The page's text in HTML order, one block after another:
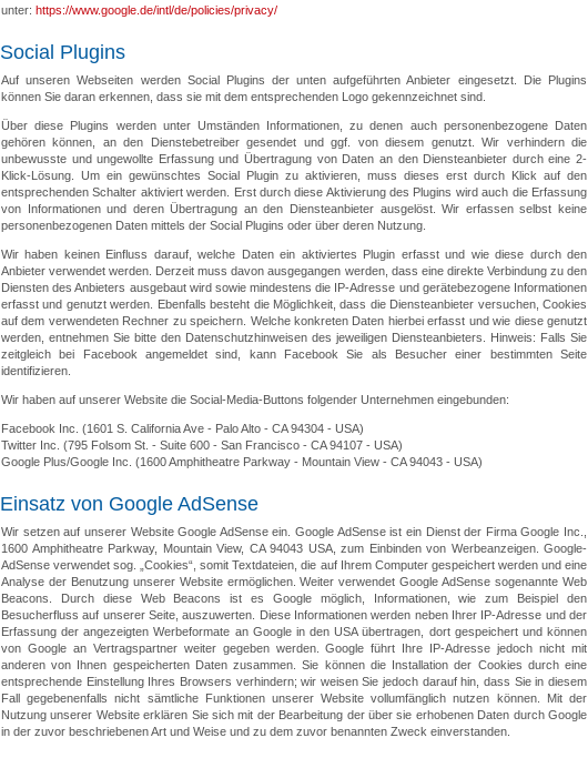
unter: https://www.google.de/intl/de/policies/privacy/
Social Plugins
Auf unseren Webseiten werden Social Plugins der unten aufgeführten Anbieter eingesetzt. Die Plugins
können Sie daran erkennen, dass sie mit dem entsprechenden Logo gekennzeichnet sind.
Über diese Plugins werden unter Umständen Informationen, zu denen auch personenbezogene Daten
gehören können, an den Dienstebetreiber gesendet und ggf. von diesem genutzt. Wir verhindern die
unbewusste und ungewollte Erfassung und Übertragung von Daten an den Diensteanbieter durch eine 2-
Klick-Lösung. Um ein gewünschtes Social Plugin zu aktivieren, muss dieses erst durch Klick auf den
entsprechenden Schalter aktiviert werden. Erst durch diese Aktivierung des Plugins wird auch die Erfassung
von Informationen und deren Übertragung an den Diensteanbieter ausgelöst. Wir erfassen selbst keine
personenbezogenen Daten mittels der Social Plugins oder über deren Nutzung.
Wir haben keinen Einfluss darauf, welche Daten ein aktiviertes Plugin erfasst und wie diese durch den
Anbieter verwendet werden. Derzeit muss davon ausgegangen werden, dass eine direkte Verbindung zu den
Diensten des Anbieters ausgebaut wird sowie mindestens die IP-Adresse und gerätebezogene Informationen
erfasst und genutzt werden. Ebenfalls besteht die Möglichkeit, dass die Diensteanbieter versuchen, Cookies
auf dem verwendeten Rechner zu speichern. Welche konkreten Daten hierbei erfasst und wie diese genutzt
werden, entnehmen Sie bitte den Datenschutzhinweisen des jeweiligen Diensteanbieters. Hinweis: Falls Sie
zeitgleich bei Facebook angemeldet sind, kann Facebook Sie als Besucher einer bestimmten Seite
identifizieren.
Wir haben auf unserer Website die Social-Media-Buttons folgender Unternehmen eingebunden:
Facebook Inc. (1601 S. California Ave - Palo Alto - CA 94304 - USA)
Twitter Inc. (795 Folsom St. - Suite 600 - San Francisco - CA 94107 - USA)
Google Plus/Google Inc. (1600 Amphitheatre Parkway - Mountain View - CA 94043 - USA)
Einsatz von Google AdSense
Wir setzen auf unserer Website Google AdSense ein. Google AdSense ist ein Dienst der Firma Google Inc.,
1600 Amphitheatre Parkway, Mountain View, CA 94043 USA, zum Einbinden von Werbeanzeigen. Google-
AdSense verwendet sog. „Cookies“, somit Textdateien, die auf Ihrem Computer gespeichert werden und eine
Analyse der Benutzung unserer Website ermöglichen. Weiter verwendet Google AdSense sogenannte Web
Beacons. Durch diese Web Beacons ist es Google möglich, Informationen, wie zum Beispiel den
Besucherfluss auf unserer Seite, auszuwerten. Diese Informationen werden neben Ihrer IP-Adresse und der
Erfassung der angezeigten Werbeformate an Google in den USA übertragen, dort gespeichert und können
von Google an Vertragspartner weiter gegeben werden. Google führt Ihre IP-Adresse jedoch nicht mit
anderen von Ihnen gespeicherten Daten zusammen. Sie können die Installation der Cookies durch eine
entsprechende Einstellung Ihres Browsers verhindern; wir weisen Sie jedoch darauf hin, dass Sie in diesem
Fall gegebenenfalls nicht sämtliche Funktionen unserer Website vollumfänglich nutzen können. Mit der
Nutzung unserer Website erklären Sie sich mit der Bearbeitung der über sie erhobenen Daten durch Google
in der zuvor beschriebenen Art und Weise und zu dem zuvor benannten Zweck einverstanden.